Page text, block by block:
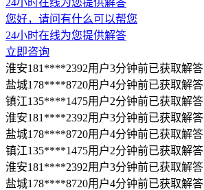
您好，请问有什么可以帮您
24小时在线为您提供解答
立即咨询
淮安181****2392用户3分钟前已获取解答
盐城178****8720用户4分钟前已获取解答
镇江135****1475用户2分钟前已获取解答
淮安181****2392用户3分钟前已获取解答
盐城178****8720用户4分钟前已获取解答
镇江135****1475用户2分钟前已获取解答
淮安181****2392用户3分钟前已获取解答
盐城178****8720用户4分钟前已获取解答